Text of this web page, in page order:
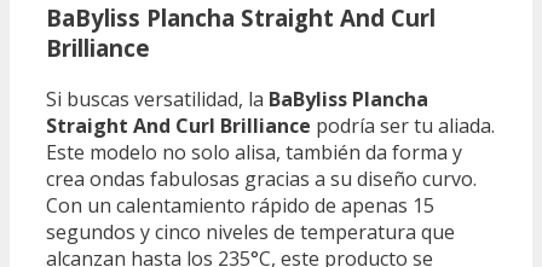
BaByliss Plancha Straight And Curl
Brilliance
Si buscas versatilidad, la BaByliss Plancha
Straight And Curl Brilliance podría ser tu aliada.
Este modelo no solo alisa, también da forma y
crea ondas fabulosas gracias a su diseño curvo.
Con un calentamiento rápido de apenas 15
segundos y cinco niveles de temperatura que
alcanzan hasta los 235°C, este producto se